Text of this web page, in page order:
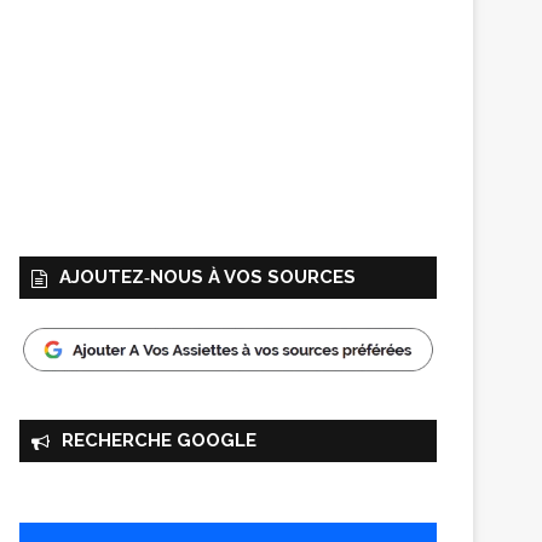
AJOUTEZ‑NOUS À VOS SOURCES
RECHERCHE GOOGLE